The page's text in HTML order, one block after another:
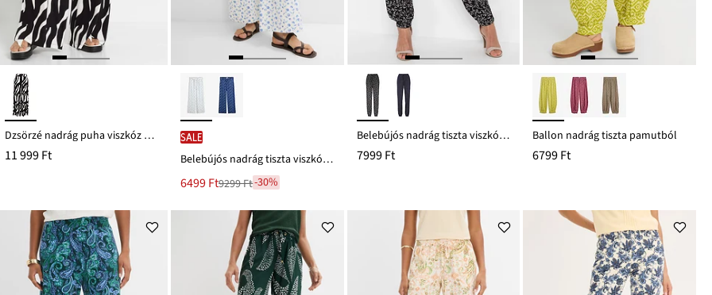
Dzsörzé nadrág puha viszkóz keverékből
11 999 Ft
SALE
Belebújós nadrág tiszta viszkózból
Új
6499 Ft
Leárazva9299 Ft-30%
Belebújós nadrág tiszta viszkózból
7999 Ft
Ballon nadrág tiszta pamutból
6799 Ft